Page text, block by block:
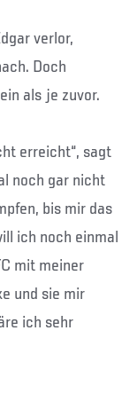
verlor,
Doch
als je zuvor.
erreicht“, sagt
noch gar nicht
bis mir das
ich noch einmal
mit meiner
und sie mir
ich sehr